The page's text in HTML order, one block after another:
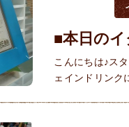
■本日の
こんにちは♪ス
ェインドリンク